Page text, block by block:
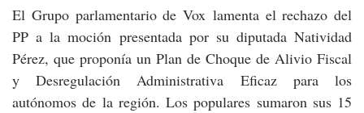
El Grupo parlamentario de Vox lamenta el rechazo del
PP a la moción presentada por su diputada Natividad
Pérez, que proponía un Plan de Choque de Alivio Fiscal
y Desregulación Administrativa Eficaz para los
autónomos de la región. Los populares sumaron sus 15